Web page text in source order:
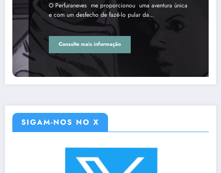
O Perfuraneves me proporcionou uma aventura única
e com um desfecho de fazê-lo pular da…
Consulte mais informação
SIGAM-NOS NO X